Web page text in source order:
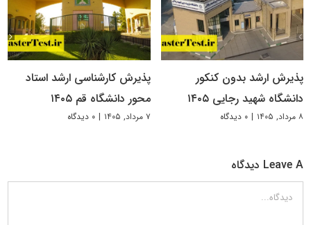
پذیرش ارشد بدون کنکور
دانشگاه شهید رجایی ۱۴۰۵
۸ مرداد, ۱۴۰۵ | ۰ دیدگاه
پذیرش کارشناسی ارشد استاد
محور دانشگاه قم ۱۴۰۵
۷ مرداد, ۱۴۰۵ | ۰ دیدگاه
Leave A دیدگاه
دیدگاه